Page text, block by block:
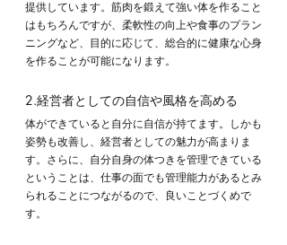
提供しています。筋肉を鍛えて強い体を作ること
はもちろんですが、柔軟性の向上や食事のプラン
ニングなど、目的に応じて、総合的に健康な心身
を作ることが可能になります。
2.経営者としての自信や風格を高める
体ができていると自分に自信が持てます。しかも
姿勢も改善し、経営者としての魅力が高まりま
す。さらに、自分自身の体つきを管理できている
ということは、仕事の面でも管理能力があるとみ
られることにつながるので、良いことづくめで
す。